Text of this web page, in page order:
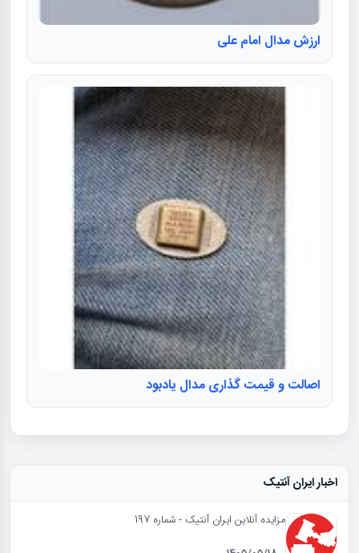
ارزش مدال امام علی
اصالت و قیمت گذاری مدال یادبود
اخبار ایران آنتیک
مزایده آنلاین ایران آنتیک - شماره 197